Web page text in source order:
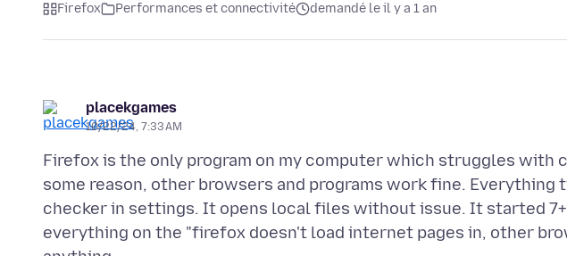
Firefox Performances et connectivité demandé le il y a 1 an
placekgames
10/22/24, 7:33 AM
Firefox is the only program on my computer which struggles
some reason, other browsers and programs work fine. Everything
checker in settings. It opens local files without issue. It started 7+
everything on the "firefox doesn't load internet pages in, other